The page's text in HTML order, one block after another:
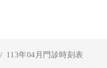
113年04月門診時刻表